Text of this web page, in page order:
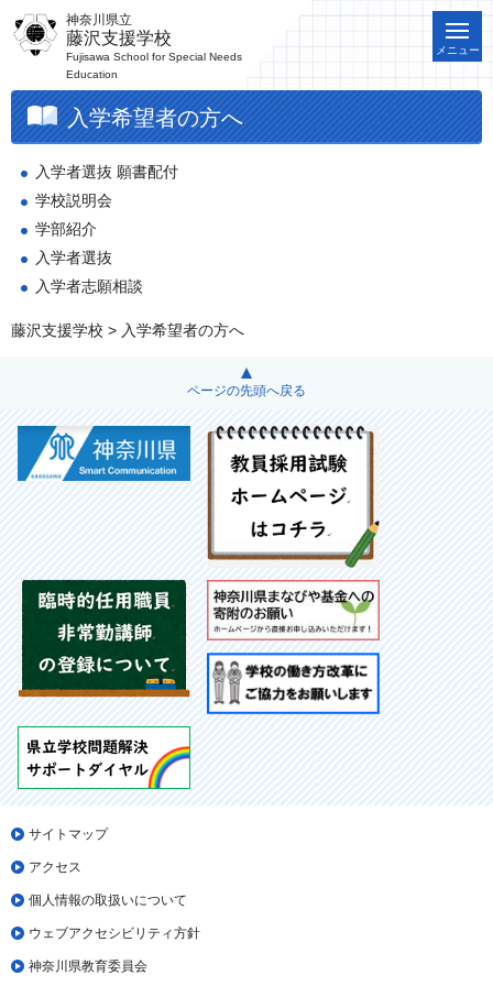
神奈川県立
藤沢支援学校
Fujisawa School for Special Needs
Education
メニュー
入学希望者の方へ
入学者選抜 願書配付
学校説明会
学部紹介
入学者選抜
入学者志願相談
藤沢支援学校 > 入学希望者の方へ
ページの先頭へ戻る
サイトマップ
アクセス
個人情報の取扱いについて
ウェブアクセシビリティ方針
神奈川県教育委員会